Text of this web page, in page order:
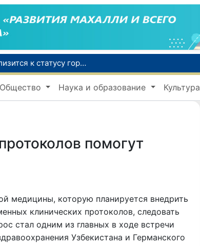
Самарканд расширит свои границы и приблизится к статусу города-миллионника
С 1 сентября пассажиры должны будут оплачивать проезд сразу при посадке в автобус
В Сурхандарье пресечена деятельность подпольной группы, планировавшей теракты и выезд в Сирию
Общество Наука и образование Культура
помогут
медицины, которую планируется внедрить
клинических протоколов, следовать
стал одним из главных в ходе встречи
Узбекистана и Германского